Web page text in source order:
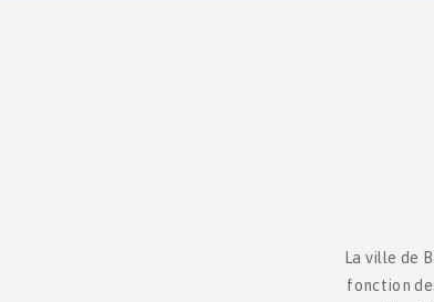
La ville de
fonction